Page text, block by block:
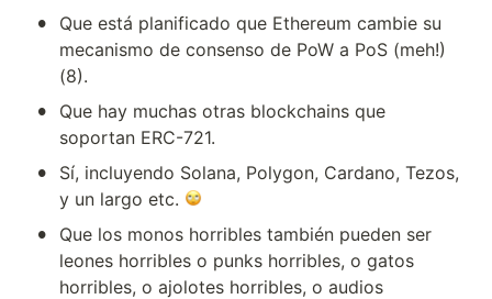
•
Que está planificado que Ethereum cambie su
mecanismo de consenso de PoW a PoS (meh!)
(8).
•
Que hay muchas otras blockchains que
soportan ERC-721.
•
Sí, incluyendo Solana, Polygon, Cardano, Tezos,
y un largo etc.
•
Que los monos horribles también pueden ser
leones horribles o punks horribles, o gatos
horribles, o ajolotes horribles, o audios